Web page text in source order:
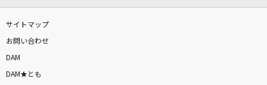
サイトマップ
お問い合わせ
DAM
DAM★とも